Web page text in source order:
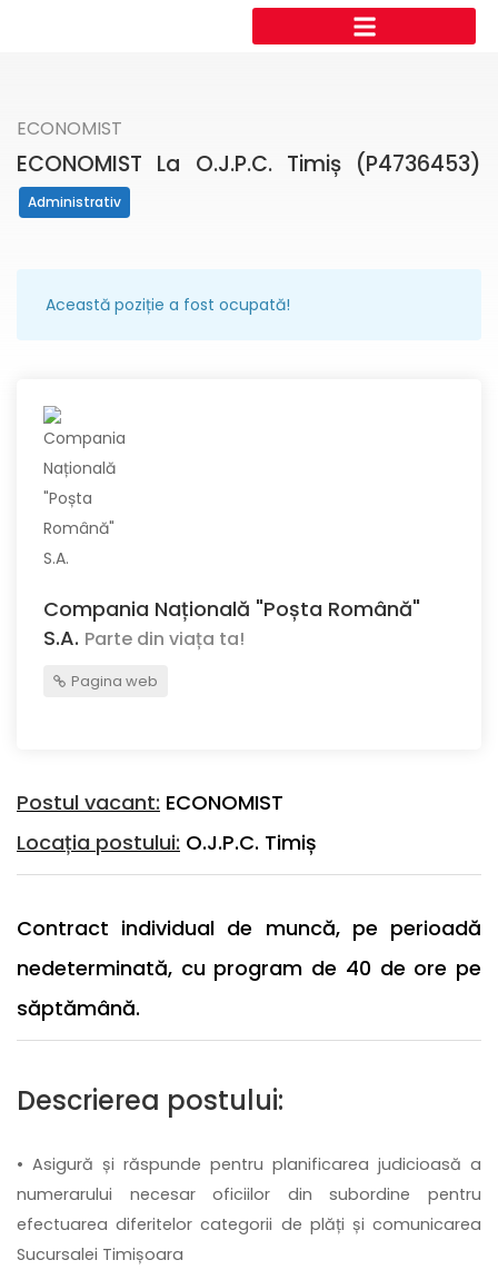
ECONOMIST
ECONOMIST La O.J.P.C. Timiș (P4736453)
Administrativ
Această poziție a fost ocupată!
Compania Națională "Poșta Română"
S.A. Parte din viața ta!
Pagina web
Postul vacant: ECONOMIST
Locația postului: O.J.P.C. Timiș
Contract individual de muncă, pe perioadă
nedeterminată, cu program de 40 de ore pe
săptămână.
Descrierea postului:
• Asigură și răspunde pentru planificarea judicioasă a
numerarului necesar oficiilor din subordine pentru
efectuarea diferitelor categorii de plăți și comunicarea
Sucursalei Timișoara